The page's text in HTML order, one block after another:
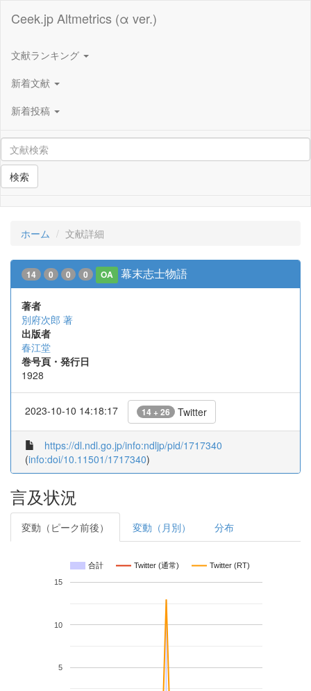
Ceek.jp Altmetrics (α ver.)
文献ランキング
新着文献
新着投稿
検索
ホーム 文献詳細
14 0 0 0 OA 幕末志士物語
著者
別府次郎 著
出版者
春江堂
巻号頁・発行日
1928
2023-10-10 14:18:17 14 + 26 Twitter
https://dl.ndl.go.jp/info:ndljp/pid/1717340
(info:doi/10.11501/1717340)
言及状況
変動（ピーク前後） 変動（月別） 分布
合計 Twitter (通常) Twitter (RT)
5
10
15